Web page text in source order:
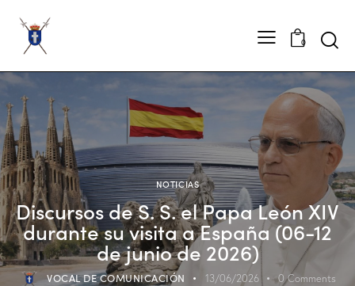
0
NOTICIAS
Discursos de S. S. el Papa León XIV
durante su visita a España (06-12
de junio de 2026)
VOCAL DE COMUNICACIÓN 13/06/2026 0 Comments